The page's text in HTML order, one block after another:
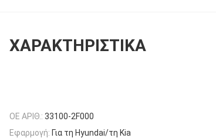
ΧΑΡΑΚΤΗΡΙΣΤΙΚΆ
OE ΑΡΙΘ.: 33100-2F000
Εφαρμογή: Για τη Hyundai/τη Kia